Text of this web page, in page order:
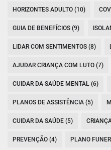
HORIZONTES ADULTO (10)
GUIA DE BENEFÍCIOS (9)
LIDAR COM SENTIMENTOS (8)
AJUDAR CRIANÇA COM LUTO (7)
CUIDAR DA SAÚDE MENTAL (6)
PLANOS DE ASSISTÊNCIA (5)
CUIDAR DA SAÚDE (5)
PREVENÇÃO (4) PLANO